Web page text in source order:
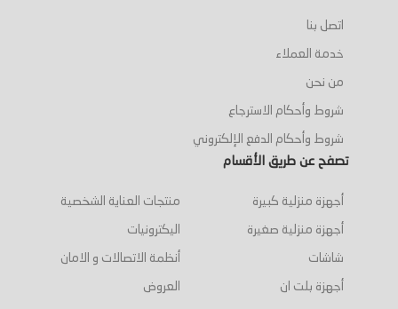
اتصل بنا
خدمة العملاء
من نحن
شروط وأحكام الاسترجاع
شروط وأحكام الدفع الإلكتروني
تصفح عن طريق الأقسام
أجهزة منزلية كبيرة
أجهزة منزلية صغيرة
شاشات
أجهزة بلت ان
منتجات العناية الشخصية
اليكترونيات
أنظمة الاتصالات و الامان
العروض